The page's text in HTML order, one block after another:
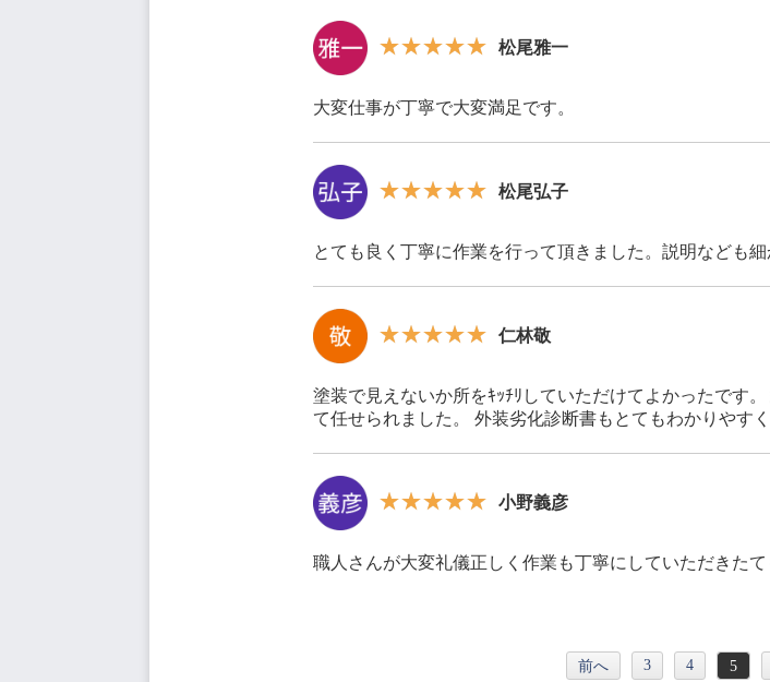
松尾雅一
大変仕事が丁寧で大変満足です。
松尾弘子
とても良く丁寧に作業を行って頂きました。説明なども細
仁林敬
塗装で見えないか所をｷｯﾁﾘしていただけてよかったです
て任せられました。 外装劣化診断書もとてもわかりやすく
小野義彦
職人さんが大変礼儀正しく作業も丁寧にしていただきた
前へ 3 4 5